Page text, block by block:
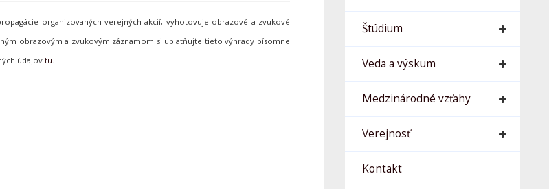
organizovaných verejných akcií, vyhotovuje obrazové a zvukové
obrazovým a zvukovým záznamom si uplatňujte tieto výhrady písomne
údajov tu.
Štúdium
Veda a výskum
Medzinárodné vzťahy
Verejnosť
Kontakt